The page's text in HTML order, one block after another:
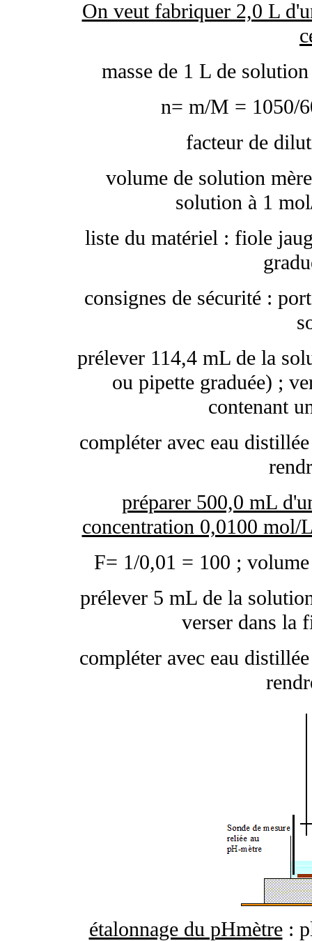
On veut fabriquer 2,0 L
masse de 1 L de
n= m/M = 1050/
facteur de
volume de solution
solution à 1
liste du matériel : fiole
consignes de sécurité :
prélever 114,4 mL de la
ou pipette graduée) ;
contenant
compléter avec eau
préparer 500,0 mL
concentration 0,0100 mol/
F= 1/0,01 = 100 ;
prélever 5 mL de la
verser dans la
compléter avec eau
étalonnage du pHmètre: